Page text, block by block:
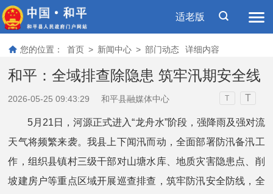
适老版
您的位置： 首页 > 新闻中心 > 部门动态 详细内容
和平：全域排查除隐患 筑牢汛期安全线
2026-05-25 09:43:29 和平县融媒体中心 T T
5月21日，河源正式进入“龙舟水”阶段，强降雨及强对流
天气将频繁来袭。我县上下闻汛而动，全面部署防汛备汛工
作，组织县镇村三级干部对山塘水库、地质灾害隐患点、削
坡建房户等重点区域开展巡查排查，筑牢防汛安全防线，全